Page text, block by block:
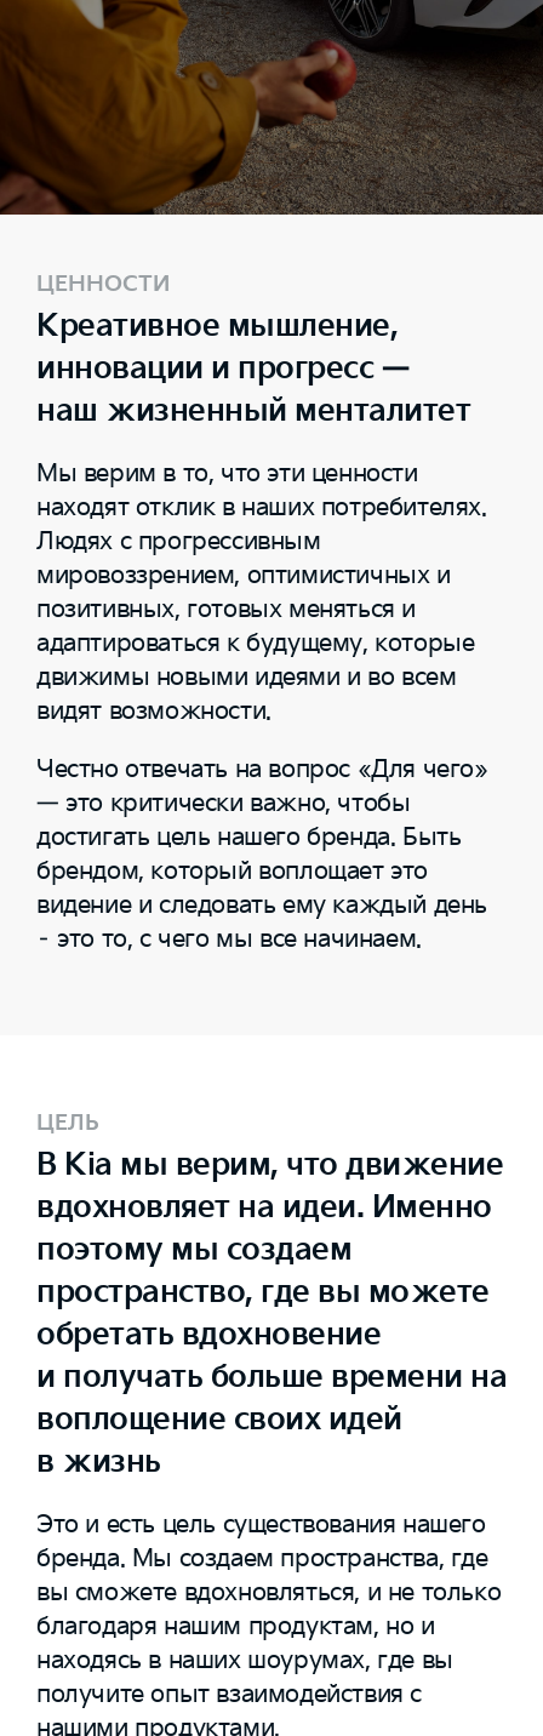
ЦЕННОСТИ
Креативное мышление,
инновации и прогресс —
наш жизненный менталитет
Мы верим в то, что эти ценности
находят отклик в наших потребителях.
Людях с прогрессивным
мировоззрением, оптимистичных и
позитивных, готовых меняться и
адаптироваться к будущему, которые
движимы новыми идеями и во всем
видят возможности.
Честно отвечать на вопрос «Для чего»
— это критически важно, чтобы
достигать цель нашего бренда. Быть
брендом, который воплощает это
видение и следовать ему каждый день
– это то, с чего мы все начинаем.
ЦЕЛЬ
В Kia мы верим, что движение
вдохновляет на идеи. Именно
поэтому мы создаем
пространство, где вы можете
обретать вдохновение
и получать больше времени на
воплощение своих идей
в жизнь
Это и есть цель существования нашего
бренда. Мы создаем пространства, где
вы сможете вдохновляться, и не только
благодаря нашим продуктам, но и
находясь в наших шоурумах, где вы
получите опыт взаимодействия с
нашими продуктами.